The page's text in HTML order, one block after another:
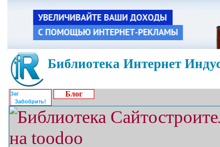
Библиотека Интернет
Забобрить!
Блог